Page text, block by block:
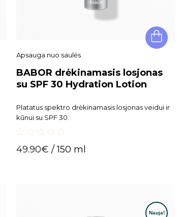
Apsauga nuo saulės
BABOR drėkinamasis losjonas
su SPF 30 Hydration Lotion
Platatus spektro drėkinamasis losjonas veidui ir
out
49.90€ / 150 ml